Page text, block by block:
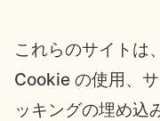
これらのサイトは
Cookie の使用、
ッキングの埋め込